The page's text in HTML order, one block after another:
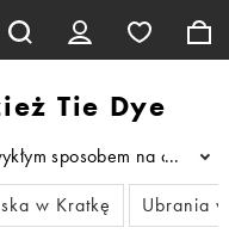
Tie Dye
sposobem na...
w Kratkę Ubrania